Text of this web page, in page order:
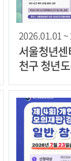
2026.01.01 ~
서울청년
천구 청년